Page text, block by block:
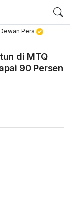
Pers
di MTQ
90 Persen